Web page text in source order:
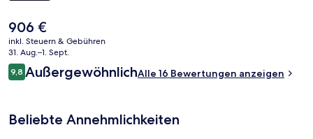
Der
aktuelle
Preis
beträgt
906 €.
906 €
inkl. Steuern & Gebühren
31. Aug.–1. Sept.
Bewertungen
9,89,8 von 10.
AußergewöhnlichAlle 16 Bewertungen anzeigen
Beliebte Annehmlichkeiten